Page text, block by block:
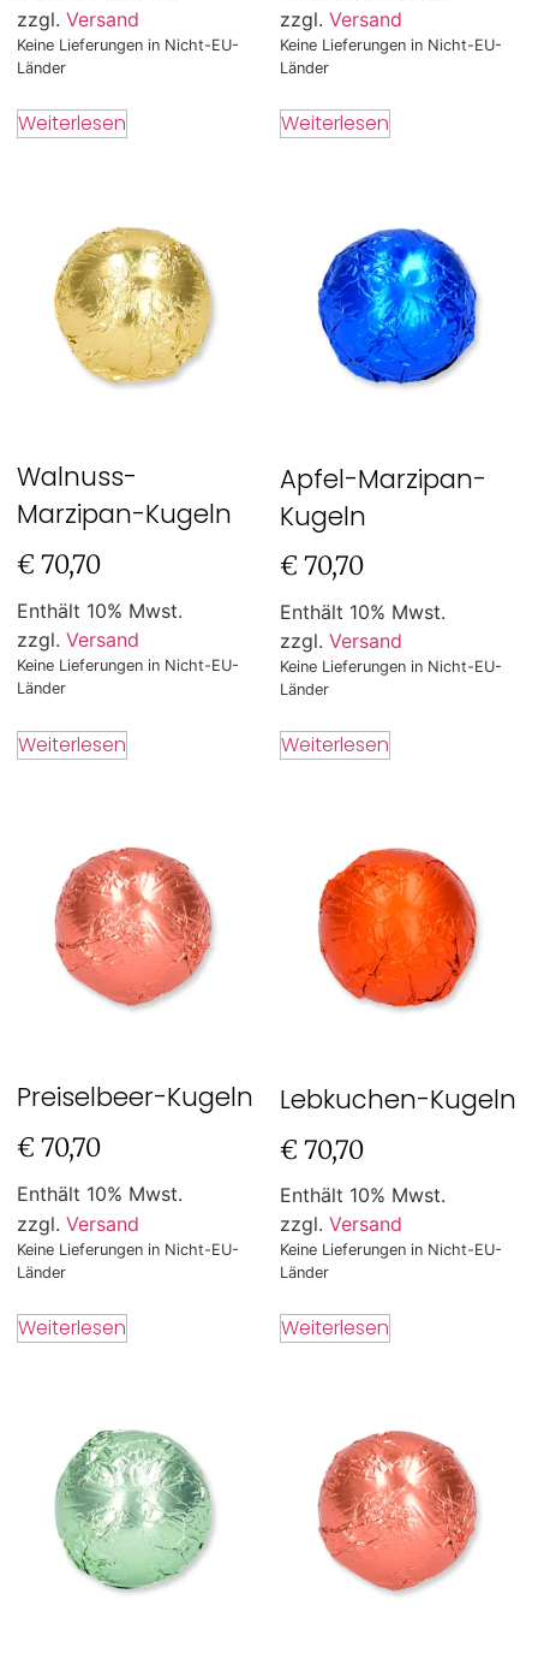
zzgl. Versand
Keine Lieferungen in Nicht-EU-
Länder
Weiterlesen
zzgl. Versand
Keine Lieferungen in Nicht-EU-
Länder
Weiterlesen
Walnuss-
Marzipan-Kugeln
€ 70,70
Enthält 10% Mwst.
zzgl. Versand
Keine Lieferungen in Nicht-EU-
Länder
Weiterlesen
Apfel-Marzipan-
Kugeln
€ 70,70
Enthält 10% Mwst.
zzgl. Versand
Keine Lieferungen in Nicht-EU-
Länder
Weiterlesen
Preiselbeer-Kugeln
€ 70,70
Enthält 10% Mwst.
zzgl. Versand
Keine Lieferungen in Nicht-EU-
Länder
Weiterlesen
Lebkuchen-Kugeln
€ 70,70
Enthält 10% Mwst.
zzgl. Versand
Keine Lieferungen in Nicht-EU-
Länder
Weiterlesen